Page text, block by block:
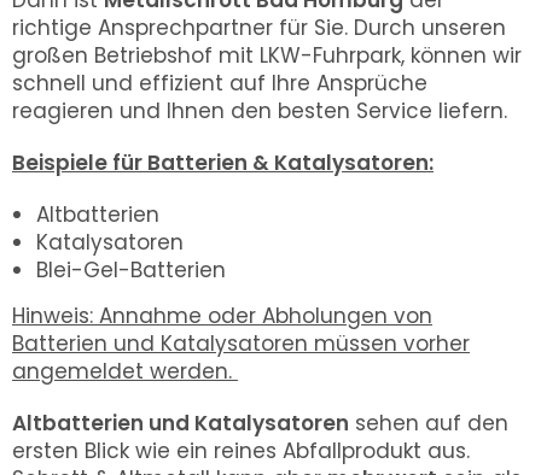
richtige Ansprechpartner für Sie. Durch unseren
großen Betriebshof mit LKW-Fuhrpark, können wir
schnell und effizient auf Ihre Ansprüche
reagieren und Ihnen den besten Service liefern.
Beispiele für Batterien & Katalysatoren:
Altbatterien
Katalysatoren
Blei-Gel-Batterien
Hinweis: Annahme oder Abholungen von
Batterien und Katalysatoren müssen vorher
angemeldet werden.
Altbatterien und Katalysatoren sehen auf den
ersten Blick wie ein reines Abfallprodukt aus.